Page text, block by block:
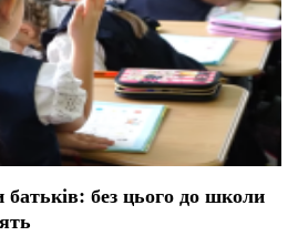
без цього до школи